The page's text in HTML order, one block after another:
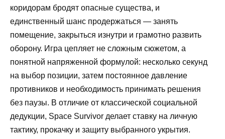
коридорам бродят опасные существа, и
единственный шанс продержаться — занять
помещение, закрыться изнутри и грамотно развить
оборону. Игра цепляет не сложным сюжетом, а
понятной напряженной формулой: несколько секунд
на выбор позиции, затем постоянное давление
противников и необходимость принимать решения
без паузы. В отличие от классической социальной
дедукции, Space Survivor делает ставку на личную
тактику, прокачку и защиту выбранного укрытия.